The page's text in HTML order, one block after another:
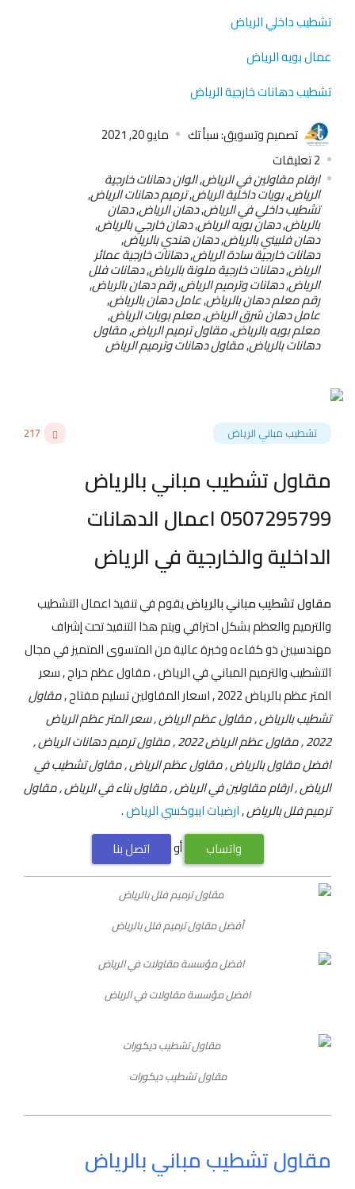
تشطيب داخلي الرياض
عمال بويه الرياض
تشطيب دهانات خارجية الرياض
تصميم وتسويق: سبأ تك
مايو 20, 2021
2تعليقات
ارقام مقاولين في الرياض,الوان دهانات خارجية
الرياض,بويات داخلية الرياض,ترميم دهانات الرياض,
تشطيب داخلي في الرياض,دهان الرياض,دهان
بالرياض,دهان بويه الرياض,دهان خارجي بالرياض,
دهان فلبيني بالرياض,دهان هندي بالرياض,
دهانات خارجية سادة الرياض,دهانات خارجية عمائر
الرياض,دهانات خارجية ملونة بالرياض,دهانات فلل
الرياض,دهانات وترميم الرياض,رقم دهان بالرياض,
رقم معلم دهان بالرياض,عامل دهان بالرياض,
عامل دهان شرق الرياض,معلم بويات الرياض,
معلم بويه بالرياض,مقاول ترميم الرياض,مقاول
دهانات بالرياض,مقاول دهانات وترميم الرياض
تشطيب مباني الرياض 217
مقاول تشطيب مباني بالرياض
0507295799 اعمال الدهانات
الداخلية والخارجية في الرياض
مقاول تشطيب مباني بالرياضيقوم في تنفيذ اعمال التشطيب
والترميم والعظم بشكل احترافي ويتم هذا التنفيذ تحت إشراف
مهندسيين ذو كفاءه وخبرة عالية من المتسوى المتميز في مجال
التشطيب والترميم المباني في الرياض ، مقاول عظم حراج , سعر
المتر عظم بالرياض 2022 , اسعار المقاولين تسليم مفتاح ,
مقاول
تشطيب بالرياض , مقاول عظم الرياض , سعر المتر عظم الرياض
2022 , مقاول عظم الرياض 2022 , مقاول ترميم دهانات الرياض ,
افضل مقاول بالرياض , مقاول عظم الرياض , مقاول تشطيب في
الرياض , ارقام مقاولين في الرياض , مقاول بناء في الرياض , مقاول
ترميم فلل بالرياض,ارضيات ايبوكسي الرياض.
واتساب
أو اتصل بنا
أفضل مقاول ترميم فلل بالرياض
افضل مؤسسة مقاولات في الرياض
مقاول تشطيب ديكورات
مقاول تشطيب مباني بالرياض